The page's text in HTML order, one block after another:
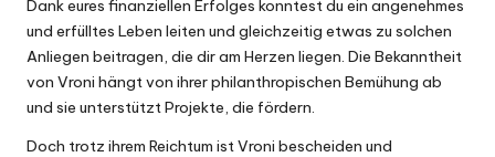
Dank eures finanziellen Erfolges konntest du ein angenehmes
und erfülltes Leben leiten und gleichzeitig etwas zu solchen
Anliegen beitragen, die dir am Herzen liegen. Die Bekanntheit
von Vroni hängt von ihrer philanthropischen Bemühung ab
und sie unterstützt Projekte, die fördern.
Doch trotz ihrem Reichtum ist Vroni bescheiden und